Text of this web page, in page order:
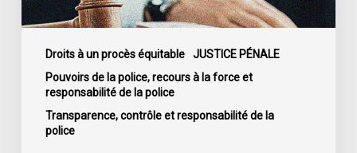
Droits à un procès équitable
JUSTICE PÉNALE
Pouvoirs de la police, recours à la force et
responsabilité de la police
Transparence, contrôle et responsabilité de la
police
les
informations
relatives
fautes
professionnelles